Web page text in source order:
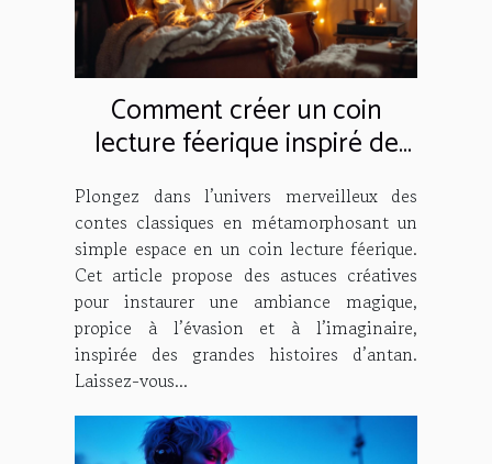
Comment créer un coin
lecture féerique inspiré de
contes classiques ?
Plongez dans l’univers merveilleux des
contes classiques en métamorphosant un
simple espace en un coin lecture féerique.
Cet article propose des astuces créatives
pour instaurer une ambiance magique,
propice à l’évasion et à l’imaginaire,
inspirée des grandes histoires d’antan.
Laissez-vous...